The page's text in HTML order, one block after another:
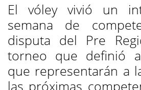
El vóley vivió un
semana de
disputa del Pre
torneo que definió
que representarán a
las próximas